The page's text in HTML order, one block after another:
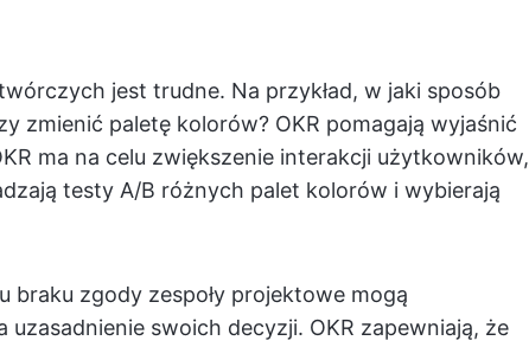
jest trudne. Na przykład, w jaki sposób
zmienić paletę kolorów? OKR pomagają wyjaśnić
ma na celu zwiększenie interakcji użytkowników,
testy A/B różnych palet kolorów i wybierają
braku zgody zespoły projektowe mogą
swoich decyzji. OKR zapewniają, że